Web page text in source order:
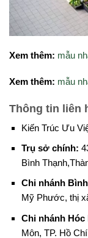
Xem thêm: mẫu
Xem thêm: mẫu
Thông tin liên
Kiến Trúc Ưu
Trụ sở chính:
Bình
Chi nhánh
Mỹ Phước, thị
Chi nhánh Hóc
Môn, TP. Hồ